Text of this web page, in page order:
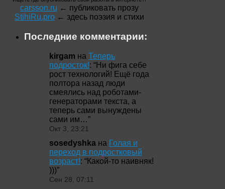
carsson.ru ← публиковать прозу
StihiRu.pro ← здесь поэзия и стихи
Последние комментарии:
kirgam на Теперь
подросток!: “Ни фига себе
рост технологий! Ещё года
полтора назад люди
смеялись над роботами-
генераторами текста, а
теперь сами вынуждены
сами им…”
Окт 3, 23:21
sosedyshka на Голая и
переход в подростковый
возраст!: “Какой-то наивняк!
)))”
Сен 28, 07:11